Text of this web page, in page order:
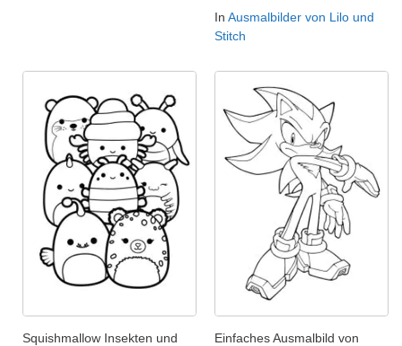
In Ausmalbilder von Lilo und
Stitch
Squishmallow Insekten und
Einfaches Ausmalbild von